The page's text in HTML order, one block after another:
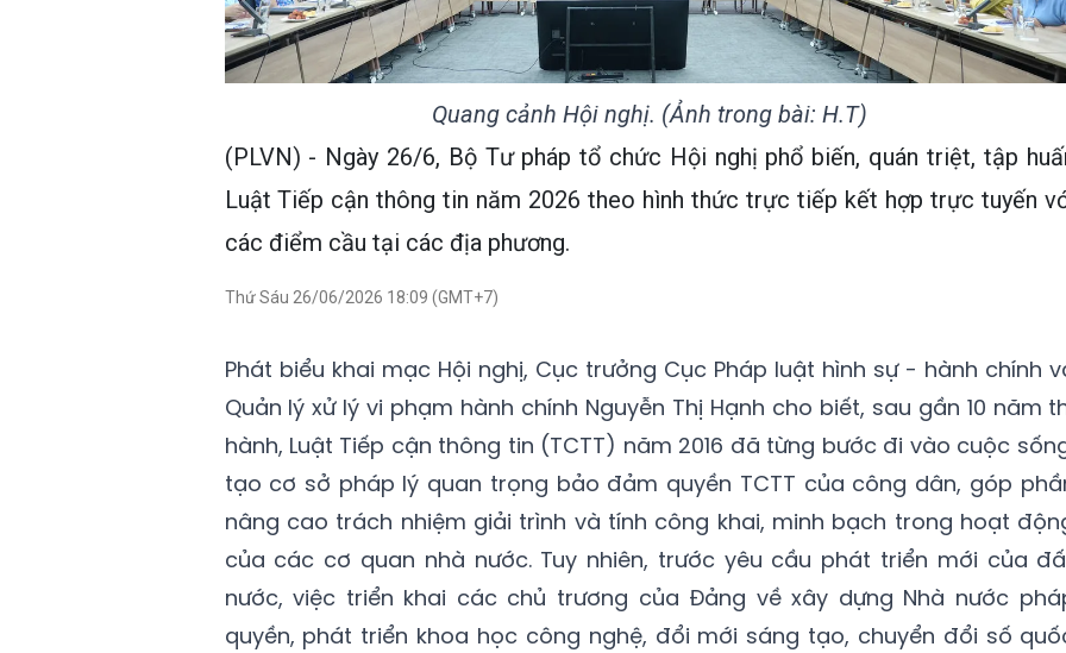
Quang cảnh Hội nghị. (Ảnh trong bài: H.T)
(PLVN) - Ngày 26/6, Bộ Tư pháp tổ chức Hội nghị phổ biến, quán triệt, tập
Luật Tiếp cận thông tin năm 2026 theo hình thức trực tiếp kết hợp trực tuyến
các điểm cầu tại các địa phương.
Thứ Sáu 26/06/2026 18:09 (GMT+7)
Phát biểu khai mạc Hội nghị, Cục trưởng Cục Pháp luật hình sự - hành chính
Quản lý xử lý vi phạm hành chính Nguyễn Thị Hạnh cho biết, sau gần 10 năm
hành, Luật Tiếp cận thông tin (TCTT) năm 2016 đã từng bước đi vào cuộc
tạo cơ sở pháp lý quan trọng bảo đảm quyền TCTT của công dân, góp
nâng cao trách nhiệm giải trình và tính công khai, minh bạch trong hoạt
của các cơ quan nhà nước. Tuy nhiên, trước yêu cầu phát triển mới của
nước, việc triển khai các chủ trương của Đảng về xây dựng Nhà nước
quyền, phát triển khoa học công nghệ, đổi mới sáng tạo, chuyển đổi số